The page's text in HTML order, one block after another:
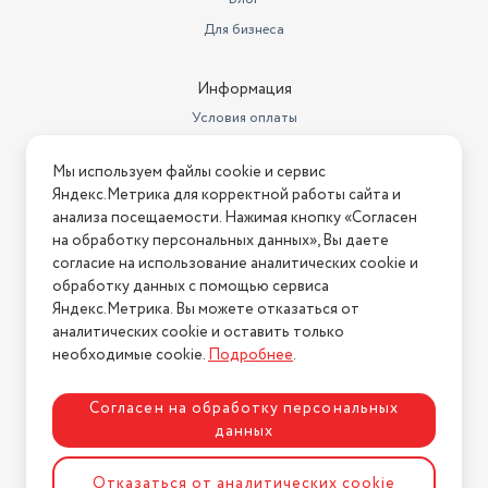
антипригарное покрытие,
контактный гриль, поддон для
Для бизнеса
Информация
Условия оплаты
Условия возврата
Нашли ошибку на сайте? Напишите нам
2026 © Интернет-магазин "АстМаркет". У нас есть всё!
Политика конфиденциальности
Разработка сайтаASTDESIGN
Мы используем файлы cookie и сервис
Яндекс.Метрика для корректной работы сайта и
анализа посещаемости. Нажимая кнопку «Согласен
на обработку персональных данных», Вы даете
согласие на использование аналитических cookie и
обработку данных с помощью сервиса
Яндекс.Метрика. Вы можете отказаться от
аналитических cookie и оставить только
необходимые cookie.Подробнее.
Согласен на обработку персональных
данных
Отказаться от аналитических cookie